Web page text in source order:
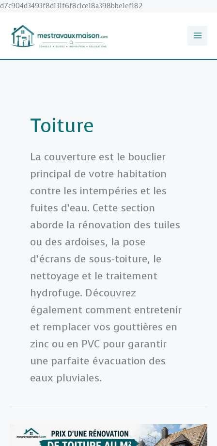
d7c904d3493f8d131f6f8c1ce18a398bbe1ef182
Toiture
La couverture est le bouclier
principal de votre habitation
contre les intempéries et les
fuites d’eau. Cette section
aborde la rénovation des tuiles
ou des ardoises, la pose
d’écrans de sous-toiture, le
nettoyage et le traitement
hydrofuge. Découvrez
également comment entretenir
et remplacer vos gouttières en
zinc ou en PVC pour garantir
une parfaite évacuation des
eaux pluviales.